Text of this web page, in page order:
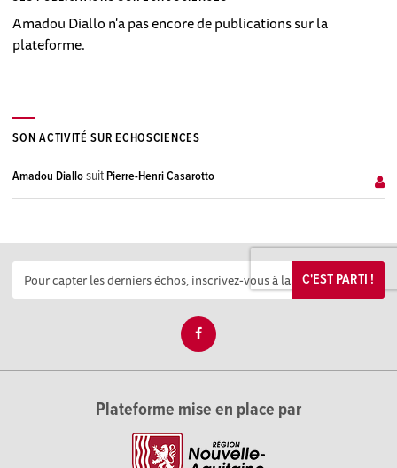
Amadou Diallo n'a pas encore de publications sur la
plateforme.
SON ACTIVITÉ SUR ECHOSCIENCES
Amadou DiallosuitPierre-Henri Casarotto
C'EST PARTI !
Plateforme mise en place par